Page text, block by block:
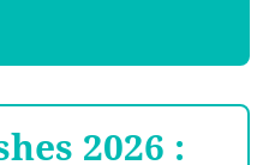
2026 :